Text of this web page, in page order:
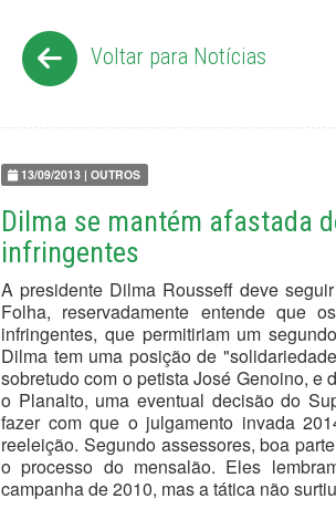
Voltar para Notícias
13/09/2013 | OUTROS
Dilma se mantém afastada
infringentes
A presidente Dilma Rousseff deve
Folha, reservadamente entende que
infringentes, que permitiriam um
Dilma tem uma posição de
sobretudo com o petista José Genoino, e
o Planalto, uma eventual decisão do
fazer com que o julgamento invada
reeleição. Segundo assessores, boa
o processo do mensalão. Eles
campanha de 2010, mas a tática não